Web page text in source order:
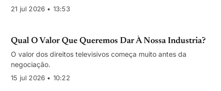
21 jul 2026 • 13:53
Qual O Valor Que Queremos Dar À Nossa Industria?
O valor dos direitos televisivos começa muito antes da
negociação.
15 jul 2026 • 10:22